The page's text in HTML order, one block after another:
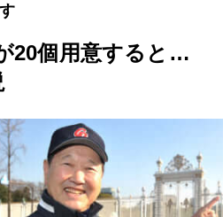
20個用意すると…